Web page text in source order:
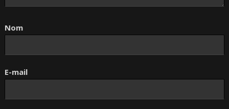
Nom
E-mail